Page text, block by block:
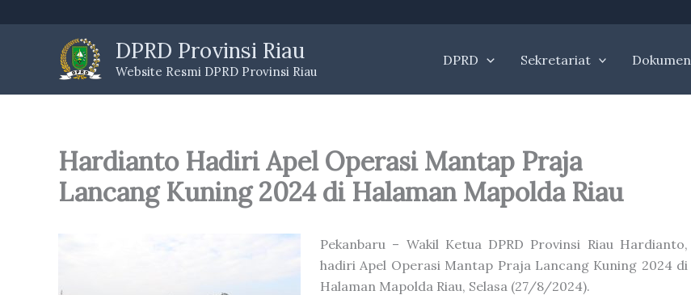
DPRD Provinsi Riau
Website Resmi DPRD Provinsi Riau
DPRD Sekretariat Dokumen
Hardianto Hadiri Apel Operasi Mantap Praja
Lancang Kuning 2024 di Halaman Mapolda Riau
Pekanbaru – Wakil Ketua DPRD Provinsi Riau Hardianto,
hadiri Apel Operasi Mantap Praja Lancang Kuning 2024 di
Halaman Mapolda Riau, Selasa (27/8/2024).